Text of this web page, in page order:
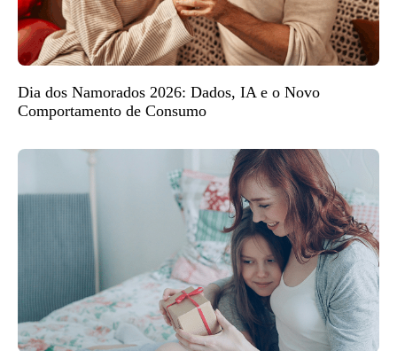
Dia dos Namorados 2026: Dados, IA e o Novo
Comportamento de Consumo